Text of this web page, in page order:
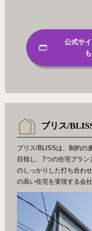
公式サ
ブリス/
ブリス/BLISSは、制約の
目指し、7つの住宅プラ
のしっかりした打ち合わ
の高い住宅を実現する会社